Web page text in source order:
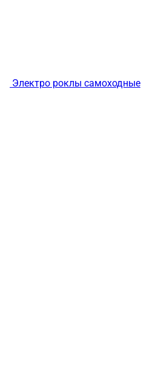
Электро роклы самоходные